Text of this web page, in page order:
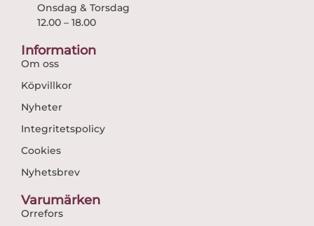
Onsdag & Torsdag
12.00 – 18.00
Information
Om oss
Köpvillkor
Nyheter
Integritetspolicy
Cookies
Nyhetsbrev
Varumärken
Orrefors